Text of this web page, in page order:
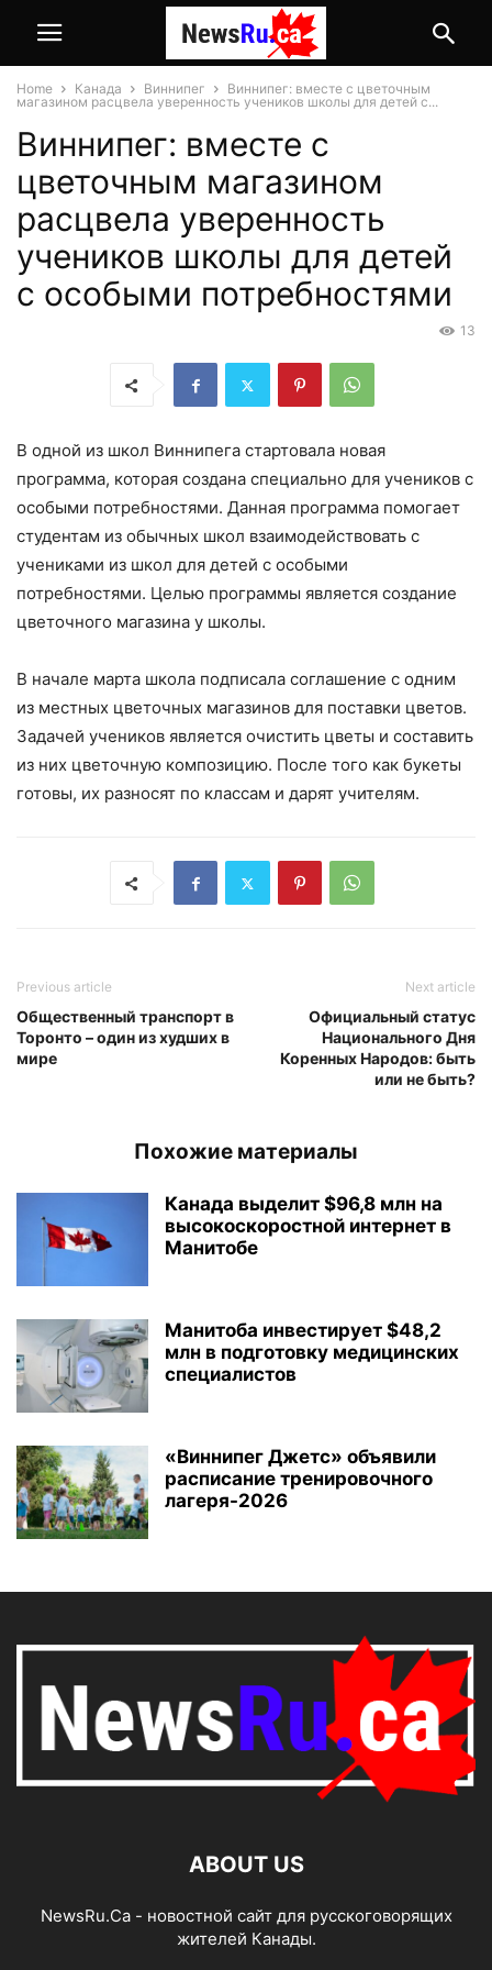
Home Канада Виннипег
Виннипег: вместе с цветочным
магазином расцвела уверенность учеников школы для детей с...
Виннипег: вместе с
цветочным магазином
расцвела уверенность
учеников школы для детей
с особыми потребностями
13
В одной из школ Виннипега стартовала новая
программа, которая создана специально для учеников с
особыми потребностями. Данная программа помогает
студентам из обычных школ взаимодействовать с
учениками из школ для детей с особыми
потребностями. Целью программы является создание
цветочного магазина у школы.
В начале марта школа подписала соглашение с одним
из местных цветочных магазинов для поставки цветов.
Задачей учеников является очистить цветы и составить
из них цветочную композицию. После того как букеты
готовы, их разносят по классам и дарят учителям.
Previous article
Общественный транспорт в
Торонто – один из худших в
мире
Next article
Официальный статус
Национального Дня
Коренных Народов: быть
или не быть?
Похожие материалы
Канада выделит $96,8 млн на
высокоскоростной интернет в
Манитобе
Манитоба инвестирует $48,2
млн в подготовку медицинских
специалистов
«Виннипег Джетс» объявили
расписание тренировочного
лагеря-2026
ABOUT US
NewsRu.Ca - новостной сайт для русскоговорящих
жителей Канады.